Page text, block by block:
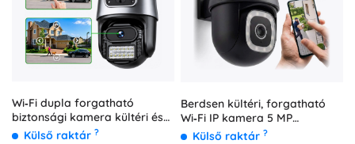
Wi‑Fi dupla forgatható
biztonsági kamera kültéri és
beltéri használatra okos
Külső raktár ?
Berdsen kültéri, forgatható
Wi‑Fi IP kamera 5 MP
felbontással,
Külső raktár ?